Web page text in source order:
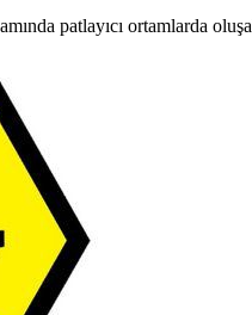
patlayıcı ortamlarda